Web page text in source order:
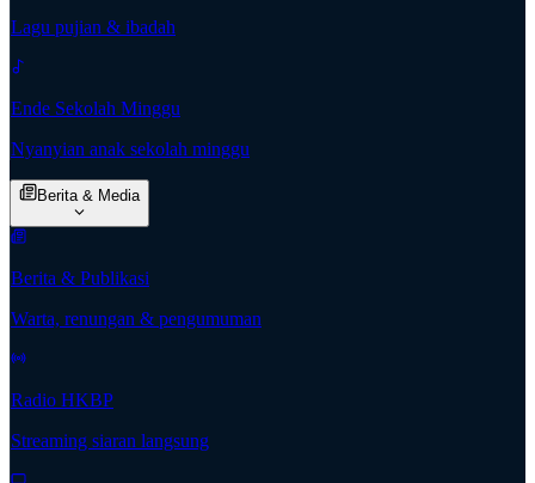
Lagu pujian & ibadah
Ende Sekolah Minggu
Nyanyian anak sekolah minggu
Berita & Media
Berita & Publikasi
Warta, renungan & pengumuman
Radio HKBP
Streaming siaran langsung